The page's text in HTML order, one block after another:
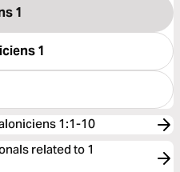
1
1
1:1-10
related to 1